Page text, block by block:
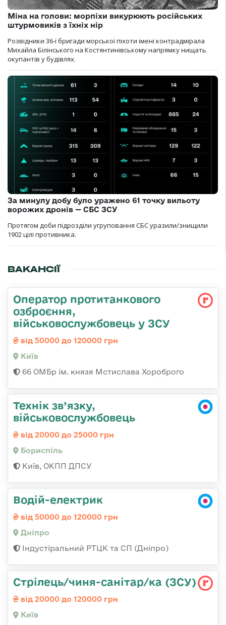
Міна на голови: морпіхи викурюють російських
штурмовиків з їхніх нір
Розвідники 36-ї бригади морської піхоти імені контрадмірала
Михайла Білінського на Костянтинівському напрямку нищать
окупантів у будівлях.
За минулу добу було уражено 61 точку вильоту
ворожих дронів — СБС ЗСУ
Протягом доби підрозділи угруповання СБС уразили/знищили
1902 цілі противника.
ВАКАНСІЇ
Оператор протитанкового
озброєння,
військовослужбовець у ЗСУ
від 50000 до 120000 грн
Київ
66 ОМБр ім. князя Мстислава Хороброго
Технік зв’язку,
військовослужбовець
від 20000 до 25000 грн
Бориспіль
Київ, ОКПП ДПСУ
Водій-електрик
від 50000 до 120000 грн
Дніпро
Індустіральний РТЦК та СП (Дніпро)
Стрілець/чиня-санітар/ка (ЗСУ)
від 20000 до 120000 грн
Київ